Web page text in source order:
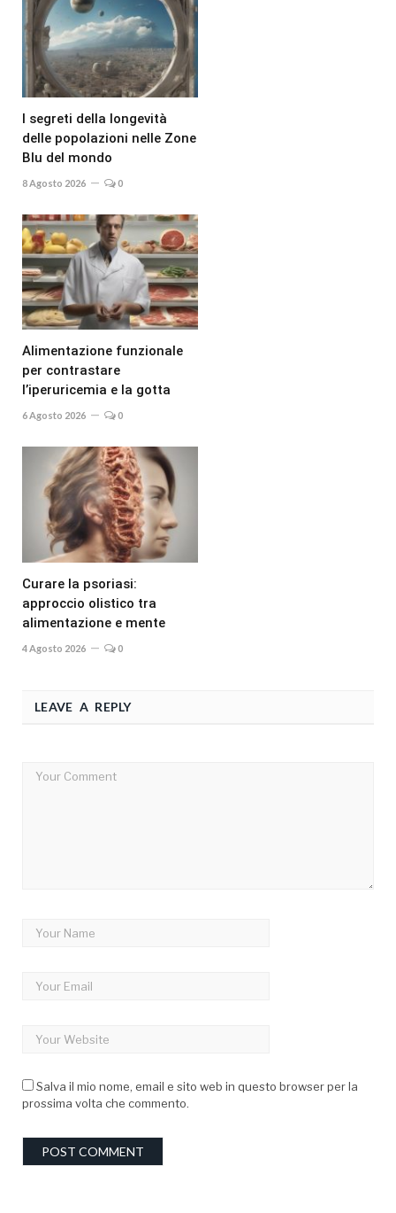
I segreti della longevità
delle popolazioni nelle Zone
Blu del mondo
8 Agosto 2026 0
Alimentazione funzionale
per contrastare
l’iperuricemia e la gotta
6 Agosto 2026 0
Curare la psoriasi:
approccio olistico tra
alimentazione e mente
4 Agosto 2026 0
LEAVE A REPLY
Salva il mio nome, email e sito web in questo browser per la
prossima volta che commento.